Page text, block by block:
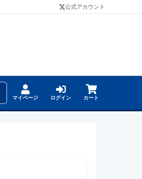
公式アカウント
マイページ ログイン カート